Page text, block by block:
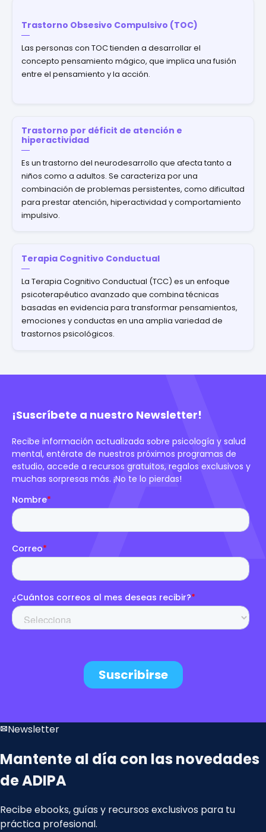
Trastorno Obsesivo Compulsivo (TOC)
Las personas con TOC tienden a desarrollar el
concepto pensamiento mágico, que implica una fusión
entre el pensamiento y la acción.
Trastorno por déficit de atención e
hiperactividad
Es un trastorno del neurodesarrollo que afecta tanto a
niños como a adultos. Se caracteriza por una
combinación de problemas persistentes, como dificultad
para prestar atención, hiperactividad y comportamiento
impulsivo.
Terapia Cognitivo Conductual
La Terapia Cognitivo Conductual (TCC) es un enfoque
psicoterapéutico avanzado que combina técnicas
basadas en evidencia para transformar pensamientos,
emociones y conductas en una amplia variedad de
trastornos psicológicos.